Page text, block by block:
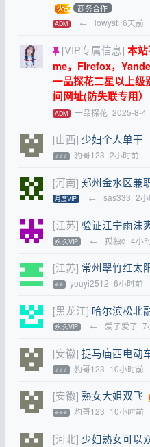
商务合作
ADM ← lowyst 6天前
[VIP专属信息] 本
me，Firefox，
一品探花二星以上级
问网址(防失联专用）
ADM 一品探花 2025-8-4
[山西] 少妇个人单干
⭐⭐⭐ 豹哥123 2小时前
[河南] 郑州金水区兼
月度VIP ← sas333 2
[江苏] 验证江宁雨沫
永.久VIP ← 孤独d 4小
[江苏] 常州翠竹红太
⭐⭐ youyi2512 6小时前
[黑龙江] 哈尔滨松北
永.久VIP ← 爱了爱了 7
[安徽] 捉马庙西电动
⭐⭐⭐ 豹哥123 10小时前
[安徽] 熟女大姐双飞
⭐⭐⭐ 豹哥123 10小时前
[河北] 少妇熟女可以